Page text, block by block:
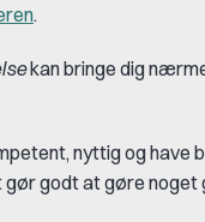
.
kan bringe dig
nyttig og have
godt at gøre noget